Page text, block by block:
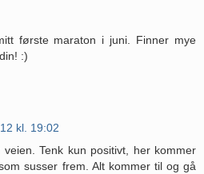
første maraton i juni. Finner mye
:)
kl. 19:02
Tenk kun positivt, her kommer
susser frem. Alt kommer til og gå